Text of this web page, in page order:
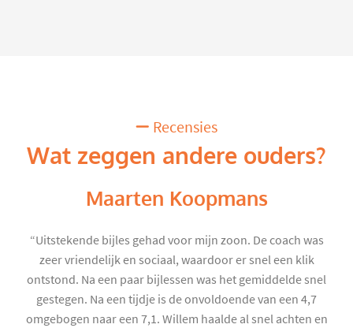
Recensies
Wat zeggen andere ouders?
Maarten Koopmans
“Uitstekende bijles gehad voor mijn zoon. De coach was
zeer vriendelijk en sociaal, waardoor er snel een klik
ontstond. Na een paar bijlessen was het gemiddelde snel
gestegen. Na een tijdje is de onvoldoende van een 4,7
omgebogen naar een 7,1. Willem haalde al snel achten en